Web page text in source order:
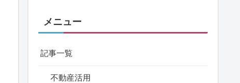
メニュー
記事一覧
不動産活用